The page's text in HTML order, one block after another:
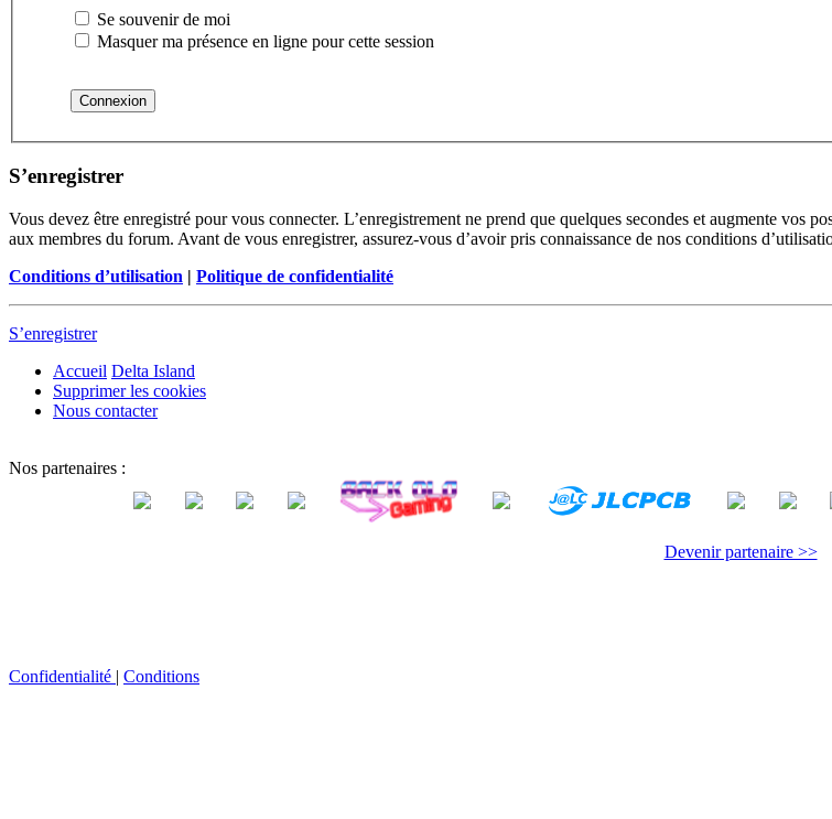
Se souvenir de moi
Masquer ma présence en ligne pour cette session
S’enregistrer
Vous devez être enregistré pour vous connecter. L’enregistrement ne prend que quelques secondes et augmente vos
aux membres du forum. Avant de vous enregistrer, assurez-vous d’avoir pris connaissance de nos conditions
Conditions d’utilisation | Politique de confidentialité
S’enregistrer
Accueil Delta Island
Supprimer les cookies
Nous contacter
Nos partenaires :
Devenir partenaire >>
Confidentialité | Conditions